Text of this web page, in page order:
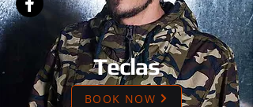
Teclas
BOOK NOW